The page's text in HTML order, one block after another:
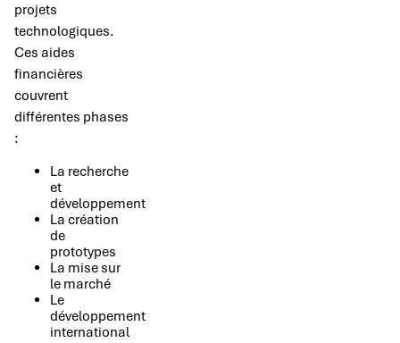
projets
technologiques.
Ces aides
financières
couvrent
différentes phases
:
La recherche
et
développement
La création
de
prototypes
La mise sur
le marché
Le
développement
international